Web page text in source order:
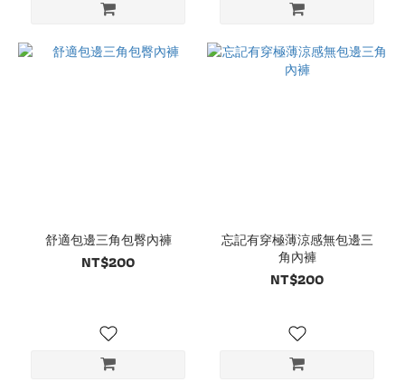
舒適包邊三角包臀內褲
NT$200
忘記有穿極薄涼感無包邊三
角內褲
NT$200